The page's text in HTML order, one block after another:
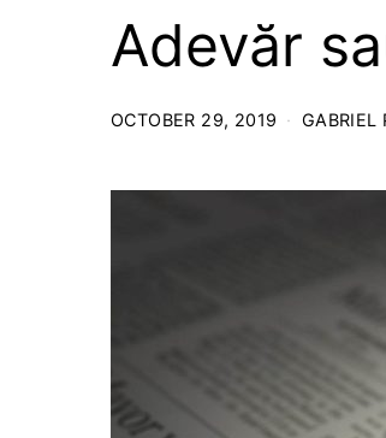
Adevăr
OCTOBER 29, 2019 GABRIEL